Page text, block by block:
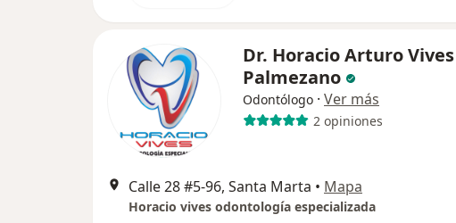
Dr. Horacio Arturo Vives
Palmezano
Odontólogo · Ver más
2 opiniones
Calle 28 #5-96, Santa Marta • Mapa
Horacio vives odontología especializada